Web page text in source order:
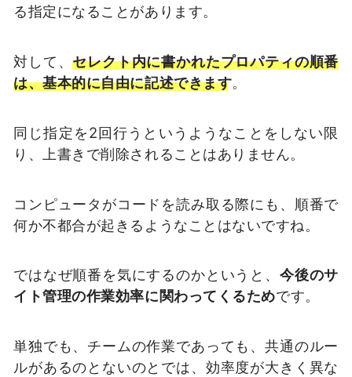
る指定になることがあります。
対して、セレクト内に書かれたプロパティの順番
は、基本的に自由に記述できます。
同じ指定を2回行うというようなことをしない限
り、上書きで削除されることはありません。
コンピュータがコードを読み取る際にも、順番で
何か不都合が起きるようなことはないですね。
ではなぜ順番を気にするのかというと、 今後のサ
イト管理の作業効率に関わってくるためです。
単独でも、チームの作業であっても、共通のルー
ルがあるのとないのとでは、効率度が大きく異な